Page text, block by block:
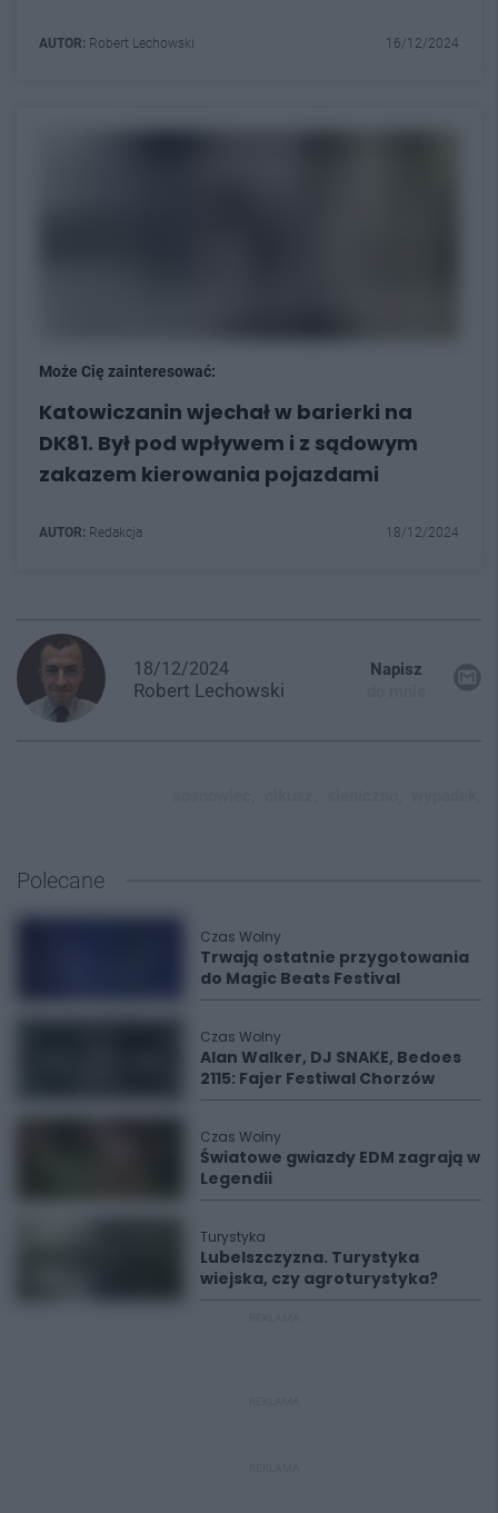
AUTOR: Robert Lechowski 16/12/2024
Może Cię zainteresować:
Katowiczanin wjechał w barierki na
DK81. Był pod wpływem i z sądowym
zakazem kierowania pojazdami
AUTOR: Redakcja 18/12/2024
18/12/2024
Robert Lechowski
Napisz
Polecane
Czas Wolny
Trwają ostatnie przygotowania
do Magic Beats Festival
Czas Wolny
Alan Walker, DJ SNAKE, Bedoes
2115: Fajer Festiwal Chorzów
Czas Wolny
Światowe gwiazdy EDM zagrają w
Legendii
Turystyka
Lubelszczyzna. Turystyka
wiejska, czy agroturystyka?